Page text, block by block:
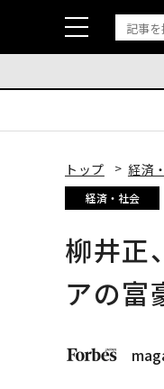
トップ 経済
経済・社会
柳井正
アの富